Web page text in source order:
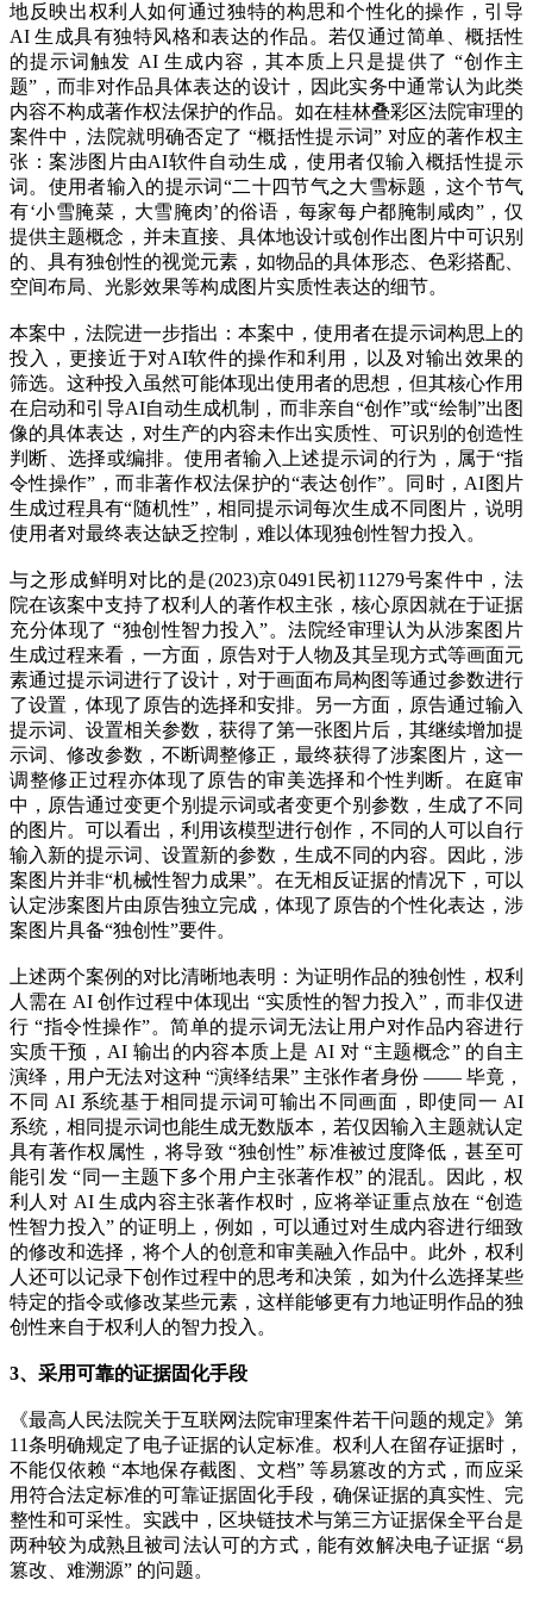
地反映出权利人如何通过独特的构思和个性化的操作，引导
AI 生成具有独特风格和表达的作品。若仅通过简单、概括性
的提示词触发 AI 生成内容，其本质上只是提供了 “创作主
题”，而非对作品具体表达的设计，因此实务中通常认为此类
内容不构成著作权法保护的作品。如在桂林叠彩区法院审理的
案件中，法院就明确否定了 “概括性提示词” 对应的著作权主
张：案涉图片由AI软件自动生成，使用者仅输入概括性提示
词。使用者输入的提示词“二十四节气之大雪标题，这个节气
有‘小雪腌菜，大雪腌肉’的俗语，每家每户都腌制咸肉”，仅
提供主题概念，并未直接、具体地设计或创作出图片中可识别
的、具有独创性的视觉元素，如物品的具体形态、色彩搭配、
空间布局、光影效果等构成图片实质性表达的细节。
本案中，法院进一步指出：本案中，使用者在提示词构思上的
投入，更接近于对AI软件的操作和利用，以及对输出效果的
筛选。这种投入虽然可能体现出使用者的思想，但其核心作用
在启动和引导AI自动生成机制，而非亲自“创作”或“绘制”出图
像的具体表达，对生产的内容未作出实质性、可识别的创造性
判断、选择或编排。使用者输入上述提示词的行为，属于“指
令性操作”，而非著作权法保护的“表达创作”。同时，AI图片
生成过程具有“随机性”，相同提示词每次生成不同图片，说明
使用者对最终表达缺乏控制，难以体现独创性智力投入。
与之形成鲜明对比的是(2023)京0491民初11279号案件中，法
院在该案中支持了权利人的著作权主张，核心原因就在于证据
充分体现了 “独创性智力投入”。法院经审理认为从涉案图片
生成过程来看，一方面，原告对于人物及其呈现方式等画面元
素通过提示词进行了设计，对于画面布局构图等通过参数进行
了设置，体现了原告的选择和安排。另一方面，原告通过输入
提示词、设置相关参数，获得了第一张图片后，其继续增加提
示词、修改参数，不断调整修正，最终获得了涉案图片，这一
调整修正过程亦体现了原告的审美选择和个性判断。在庭审
中，原告通过变更个别提示词或者变更个别参数，生成了不同
的图片。可以看出，利用该模型进行创作，不同的人可以自行
输入新的提示词、设置新的参数，生成不同的内容。因此，涉
案图片并非“机械性智力成果”。在无相反证据的情况下，可以
认定涉案图片由原告独立完成，体现了原告的个性化表达，涉
案图片具备“独创性”要件。
上述两个案例的对比清晰地表明：为证明作品的独创性，权利
人需在 AI 创作过程中体现出 “实质性的智力投入”，而非仅进
行 “指令性操作”。简单的提示词无法让用户对作品内容进行
实质干预，AI 输出的内容本质上是 AI 对 “主题概念” 的自主
演绎，用户无法对这种 “演绎结果” 主张作者身份 —— 毕竟，
不同 AI 系统基于相同提示词可输出不同画面，即使同一 AI
系统，相同提示词也能生成无数版本，若仅因输入主题就认定
具有著作权属性，将导致 “独创性” 标准被过度降低，甚至可
能引发 “同一主题下多个用户主张著作权” 的混乱。因此，权
利人对 AI 生成内容主张著作权时，应将举证重点放在 “创造
性智力投入” 的证明上，例如，可以通过对生成内容进行细致
的修改和选择，将个人的创意和审美融入作品中。此外，权利
人还可以记录下创作过程中的思考和决策，如为什么选择某些
特定的指令或修改某些元素，这样能够更有力地证明作品的独
创性来自于权利人的智力投入。
3、采用可靠的证据固化手段
《最高人民法院关于互联网法院审理案件若干问题的规定》第
11条明确规定了电子证据的认定标准。权利人在留存证据时，
不能仅依赖 “本地保存截图、文档” 等易篡改的方式，而应采
用符合法定标准的可靠证据固化手段，确保证据的真实性、完
整性和可采性。实践中，区块链技术与第三方证据保全平台是
两种较为成熟且被司法认可的方式，能有效解决电子证据 “易
篡改、难溯源” 的问题。